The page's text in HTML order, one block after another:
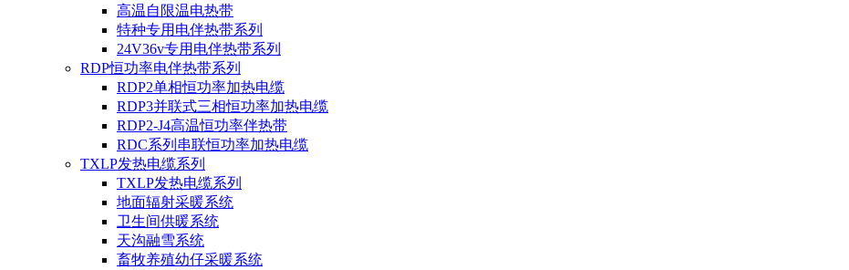
高温自限温电热带
特种专用电伴热带系列
24V36v专用电伴热带系列
RDP恒功率电伴热带系列
RDP2单相恒功率加热电缆
RDP3并联式三相恒功率加热电缆
RDP2-J4高温恒功率伴热带
RDC系列串联恒功率加热电缆
TXLP发热电缆系列
TXLP发热电缆系列
地面辐射采暖系统
卫生间供暖系统
天沟融雪系统
畜牧养殖幼仔采暖系统